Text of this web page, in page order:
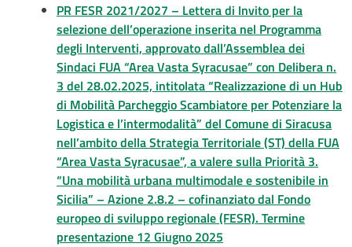
PR FESR 2021/2027 – Lettera di Invito per la
selezione dell’operazione inserita nel Programma
degli Interventi, approvato dall’Assemblea dei
Sindaci FUA “Area Vasta Syracusae” con Delibera n.
3 del 28.02.2025, intitolata “Realizzazione di un Hub
di Mobilità Parcheggio Scambiatore per Potenziare la
Logistica e l’intermodalità” del Comune di Siracusa
nell’ambito della Strategia Territoriale (ST) della FUA
“Area Vasta Syracusae”, a valere sulla Priorità 3.
“Una mobilità urbana multimodale e sostenibile in
Sicilia” – Azione 2.8.2 – cofinanziato dal Fondo
europeo di sviluppo regionale (FESR). Termine
presentazione 12 Giugno 2025